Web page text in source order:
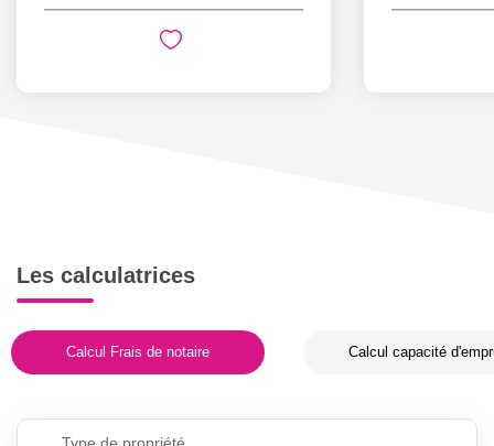
Les calculatrices
Calcul Frais de notaire Calcul capacité